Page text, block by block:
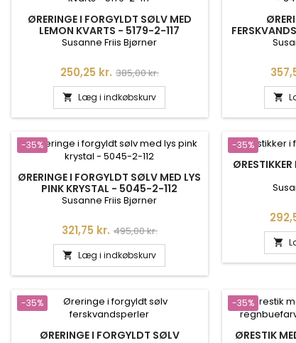
ØRERINGE I FORGYLDT SØLV MED
LEMON KVARTS - 5179-2-117
Susanne Friis Bjørner
Pris
250,25 kr. Normalpris
385,00 kr.
 Læg i indkøbskurv
Pris

-35%
ØRERINGE I FORGYLDT SØLV MED LYS
PINK KRYSTAL - 5045-2-112
Susanne Friis Bjørner
Pris
321,75 kr. Normalpris
495,00 kr.
 Læg i indkøbskurv
-35%
Pris

-35%
ØRERINGE I FORGYLDT SØLV
-35%
ØRESTIK